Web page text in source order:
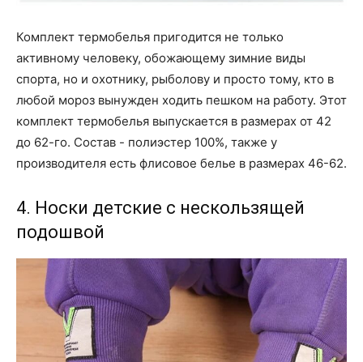
Комплект термобелья пригодится не только
активному человеку, обожающему зимние виды
спорта, но и охотнику, рыболову и просто тому, кто в
любой мороз вынужден ходить пешком на работу. Этот
комплект термобелья выпускается в размерах от 42
до 62-го. Состав - полиэстер 100%, также у
производителя есть флисовое белье в размерах 46-62.
4. Носки детские с нескользящей
подошвой